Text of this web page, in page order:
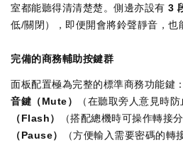
室都能聽得清清楚楚。側邊亦設有 3
低/關閉），即便開會將鈴聲靜音，也
完備的商務輔助按鍵群
面板配置極為完整的標準商務功能鍵
音鍵（Mute）
（在聽取旁人意見時防
（Flash）
（搭配總機時可操作轉接
（Pause）
（方便輸入需要密碼的轉